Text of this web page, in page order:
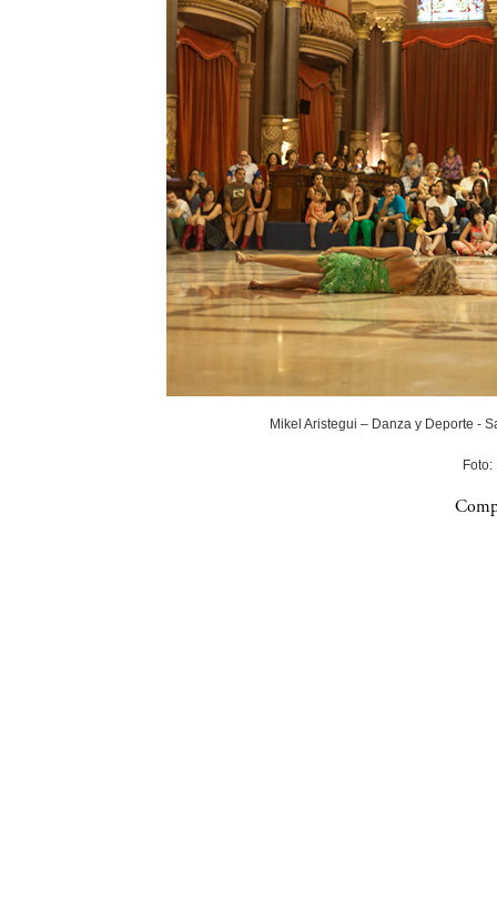
Mikel Aristegui – Danza y Deporte -